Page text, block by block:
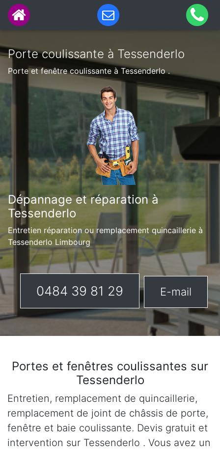
Porte coulissante à Tessenderlo
Porte et fenêtre coulissante à Tessenderlo .
Dépannage et réparation à
Tessenderlo
Entretien réparation ou remplacement quincaillerie à
Tessenderlo Limbourg
0484 39 81 29 E-mail
Portes et fenêtres coulissantes sur
Tessenderlo
Entretien, remplacement de quincaillerie,
remplacement de joint de châssis de porte,
fenêtre et baie coulissante. Devis gratuit et
intervention sur Tessenderlo . Vous avez un